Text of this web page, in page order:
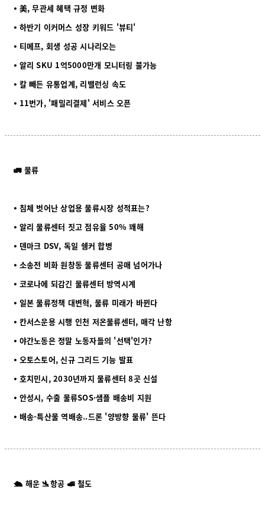
⦁ 美, 무관세 혜택 규정 변화
⦁ 하반기 이커머스 성장 키워드 '뷰티'
⦁ 티메프, 회생 성공 시나리오는
⦁ 알리 SKU 1억5000만개 모니터링 불가능
⦁ 칼 빼든 유통업계, 리밸런싱 속도
⦁ 11번가, '패밀리결제' 서비스 오픈
🚛 물류
⦁ 침체 벗어난 상업용 물류시장 성적표는?
⦁ 알리 물류센터 짓고 점유율 50% 꽤해
⦁ 덴마크 DSV, 독일 쉥커 합병
⦁ 소송전 비화 원창동 물류센터 공매 넘어가나
⦁ 코로나에 되감긴 물류센터 방역시계
⦁ 일본 물류정책 대변혁, 물류 미래가 바뀐다
⦁ 칸서스운용 시행 인천 저온물류센터, 매각 난항
⦁ 야간노동은 정말 노동자들의 '선택'인가?
⦁ 오토스토어, 신규 그리드 기능 발표
⦁ 호치민시, 2030년까지 물류센터 8곳 신설
⦁ 안성시, 수출 물류SOS·샘플 배송비 지원
⦁ 배송-특산물 역배송..드론 '양방향 물류' 뜬다
🛳️ 해운 🛬항공 🚅 철도